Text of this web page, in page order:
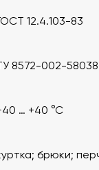
12.4.103-83
8572-002-
… +40 °C
брюки;